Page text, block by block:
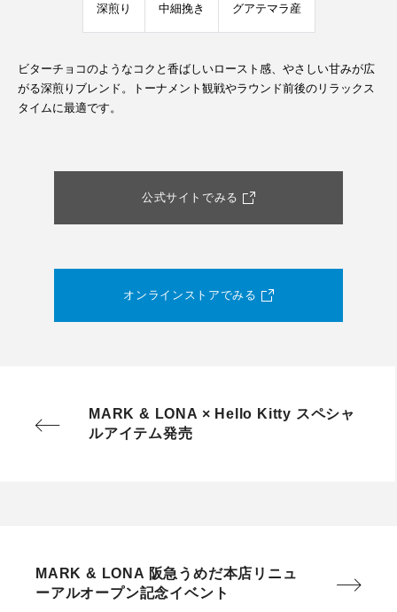
深煎り 中細挽き グアテマラ産
ビターチョコのようなコクと香ばしいロースト感、やさしい甘みが広
がる深煎りブレンド。トーナメント観戦やラウンド前後のリラックス
タイムに最適です。
公式サイトでみる
オンラインストアでみる
MARK & LONA × Hello Kitty スペシャ
ルアイテム発売
MARK & LONA 阪急うめだ本店リニュ
ーアルオープン記念イベント